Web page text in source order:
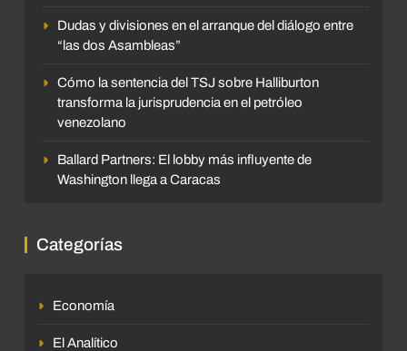
Dudas y divisiones en el arranque del diálogo entre
“las dos Asambleas”
Cómo la sentencia del TSJ sobre Halliburton
transforma la jurisprudencia en el petróleo
venezolano
Ballard Partners: El lobby más influyente de
Washington llega a Caracas
Categorías
Economía
El Analítico